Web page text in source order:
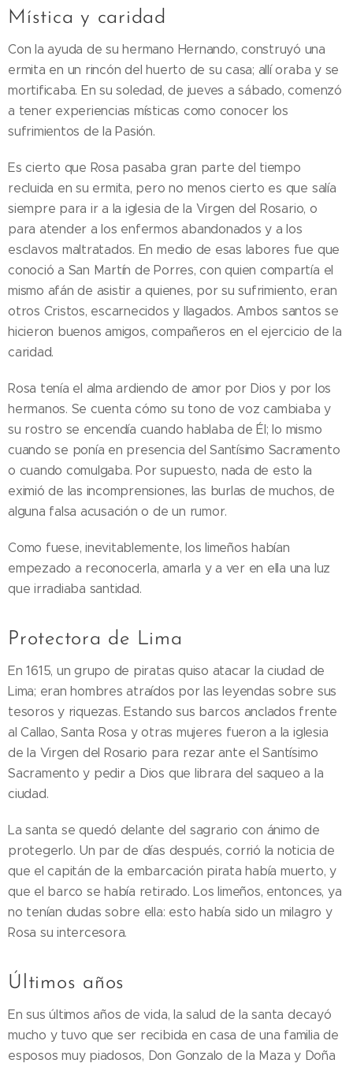
Mística y caridad
Con la ayuda de su hermano Hernando, construyó una
ermita en un rincón del huerto de su casa; allí oraba y se
mortificaba. En su soledad, de jueves a sábado, comenzó
a tener experiencias místicas como conocer los
sufrimientos de la Pasión.
Es cierto que Rosa pasaba gran parte del tiempo
recluida en su ermita, pero no menos cierto es que salía
siempre para ir a la iglesia de la Virgen del Rosario, o
para atender a los enfermos abandonados y a los
esclavos maltratados. En medio de esas labores fue que
conoció a San Martín de Porres, con quien compartía el
mismo afán de asistir a quienes, por su sufrimiento, eran
otros Cristos, escarnecidos y llagados. Ambos santos se
hicieron buenos amigos, compañeros en el ejercicio de la
caridad.
Rosa tenía el alma ardiendo de amor por Dios y por los
hermanos. Se cuenta cómo su tono de voz cambiaba y
su rostro se encendía cuando hablaba de Él; lo mismo
cuando se ponía en presencia del Santísimo Sacramento
o cuando comulgaba. Por supuesto, nada de esto la
eximió de las incomprensiones, las burlas de muchos, de
alguna falsa acusación o de un rumor.
Como fuese, inevitablemente, los limeños habían
empezado a reconocerla, amarla y a ver en ella una luz
que irradiaba santidad.
Protectora de Lima
En 1615, un grupo de piratas quiso atacar la ciudad de
Lima; eran hombres atraídos por las leyendas sobre sus
tesoros y riquezas. Estando sus barcos anclados frente
al Callao, Santa Rosa y otras mujeres fueron a la iglesia
de la Virgen del Rosario para rezar ante el Santísimo
Sacramento y pedir a Dios que librara del saqueo a la
ciudad.
La santa se quedó delante del sagrario con ánimo de
protegerlo. Un par de días después, corrió la noticia de
que el capitán de la embarcación pirata había muerto, y
que el barco se había retirado. Los limeños, entonces, ya
no tenían dudas sobre ella: esto había sido un milagro y
Rosa su intercesora.
Últimos años
En sus últimos años de vida, la salud de la santa decayó
mucho y tuvo que ser recibida en casa de una familia de
esposos muy piadosos, Don Gonzalo de la Maza y Doña